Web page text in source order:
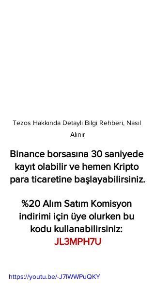
Tezos Hakkında Detaylı Bilgi Rehberi, Nasıl
Alınır
Binance borsasına 30 saniyede
kayıt olabilir ve hemen Kripto
para ticaretine başlayabilirsiniz.
%20 Alım Satım Komisyon
indirimi için üye olurken bu
kodu kullanabilirsiniz:
JL3MPH7U
https://youtu.be/-J7IWWPuQKY